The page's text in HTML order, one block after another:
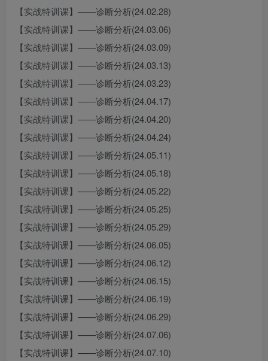
【实战特训课】——诊断分析(24.02.28)
【实战特训课】——诊断分析(24.03.06)
【实战特训课】——诊断分析(24.03.09)
【实战特训课】——诊断分析(24.03.13)
【实战特训课】——诊断分析(24.03.23)
【实战特训课】——诊断分析(24.04.17)
【实战特训课】——诊断分析(24.04.20)
【实战特训课】——诊断分析(24.04.24)
【实战特训课】——诊断分析(24.05.11)
【实战特训课】——诊断分析(24.05.18)
【实战特训课】——诊断分析(24.05.22)
【实战特训课】——诊断分析(24.05.25)
【实战特训课】——诊断分析(24.05.29)
【实战特训课】——诊断分析(24.06.05)
【实战特训课】——诊断分析(24.06.12)
【实战特训课】——诊断分析(24.06.15)
【实战特训课】——诊断分析(24.06.19)
【实战特训课】——诊断分析(24.06.29)
【实战特训课】——诊断分析(24.07.06)
【实战特训课】——诊断分析(24.07.10)